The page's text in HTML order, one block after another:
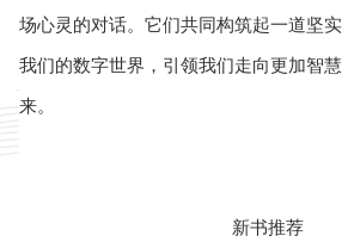
场心灵的对话。它们共同构筑起一道坚
我们的数字世界，引领我们走向更加智
来。
新书推荐